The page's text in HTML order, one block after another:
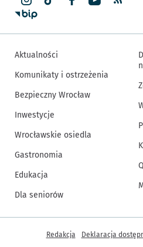
Aktualności
Komunikaty i ostrzeżenia
Bezpieczny Wrocław
Inwestycje
Wrocławskie osiedla
Gastronomia
Edukacja
Dla seniorów
Inne informacje
Redakcja Deklaracja